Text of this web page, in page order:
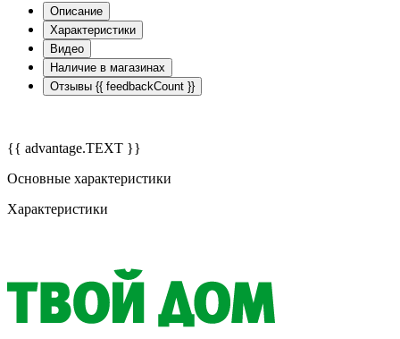
Описание
Характеристики
Видео
Наличие в магазинах
Отзывы {{ feedbackCount }}
{{ advantage.TEXT }}
Основные характеристики
Характеристики